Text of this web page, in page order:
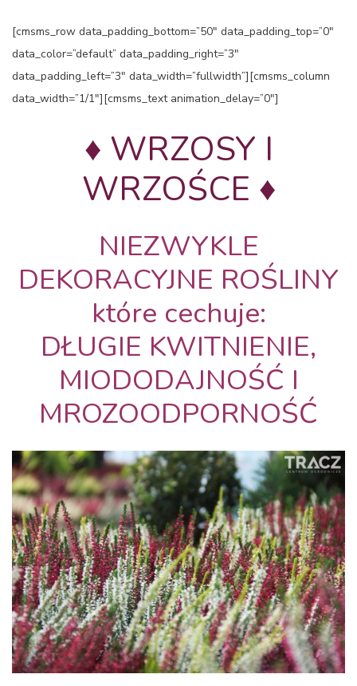
[cmsms_row data_padding_bottom=”50″ data_padding_top=”0″
data_color=”default” data_padding_right=”3″
data_padding_left=”3″ data_width=”fullwidth”][cmsms_column
data_width=”1/1″][cmsms_text animation_delay=”0″]
♦ WRZOSY I
WRZOŚCE ♦
NIEZWYKLE
DEKORACYJNE ROŚLINY
które cechuje:
DŁUGIE KWITNIENIE,
MIODODAJNOŚĆ I
MROZOODPORNOŚĆ